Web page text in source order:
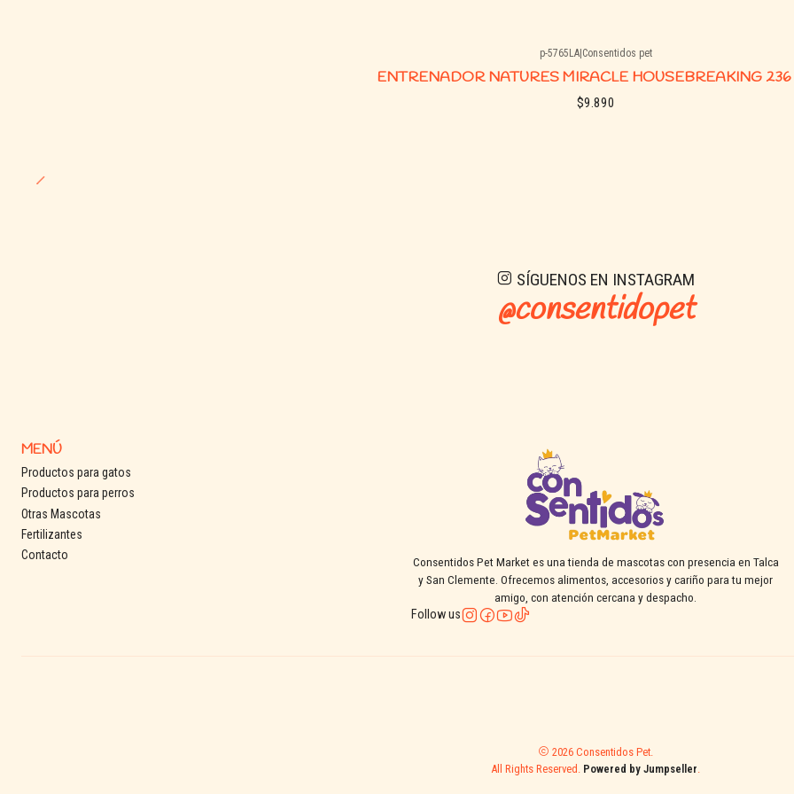
p-5765LA| Consentidos pet
ENTRENADOR NATURES MIRACLE HOUSEBREAKING 236
$9.890
SÍGUENOS EN INSTAGRAM
@consentidopet
MENÚ
Productos para gatos
Productos para perros
Otras Mascotas
Fertilizantes
Contacto
Consentidos Pet Market es una tienda de mascotas con presencia en Talca
y San Clemente. Ofrecemos alimentos, accesorios y cariño para tu mejor
amigo, con atención cercana y despacho.
Follow us
2026 Consentidos Pet.
All Rights Reserved. Powered by Jumpseller